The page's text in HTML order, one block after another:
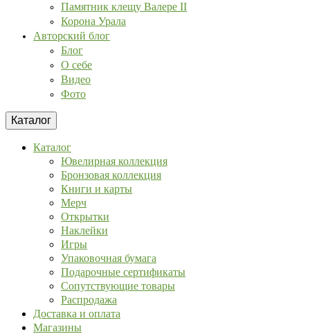
Памятник клещу Валере II
Корона Урала
Авторский блог
Блог
О себе
Видео
Фото
Каталог
Каталог
Ювелирная коллекция
Бронзовая коллекция
Книги и карты
Мерч
Открытки
Наклейки
Игры
Упаковочная бумага
Подарочные сертификаты
Сопутствующие товары
Распродажа
Доставка и оплата
Магазины